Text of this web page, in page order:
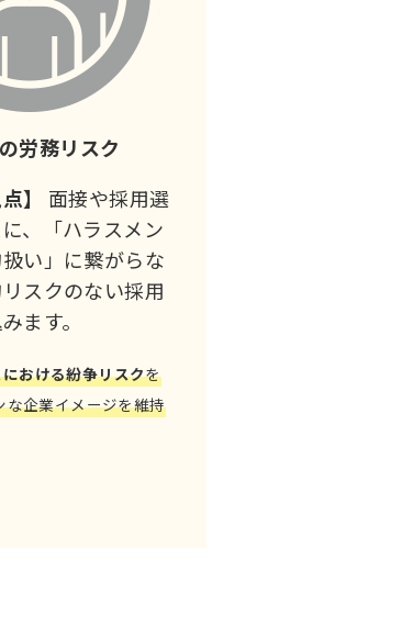
労務リスク
】
面接や採用選
、「ハラスメン
い」に繋がらな
スクのない採用
ます。
おける紛争リスクを
な企業イメージを維持